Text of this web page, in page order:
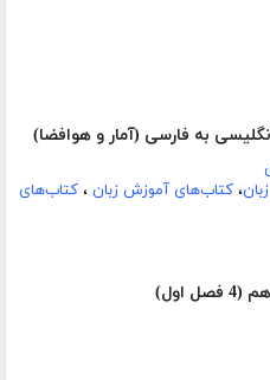
، کتاب‌های آموزش زبان ، کتاب‌های
اول)